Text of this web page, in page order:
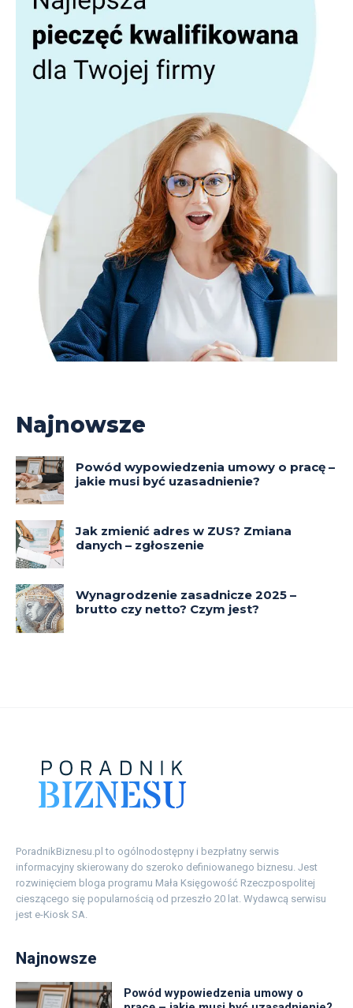
PoradnikBiznesu.pl to ogólnodostępny i bezpłatny serwis
informacyjny skierowany do szeroko definiowanego biznesu. Jest
rozwinięciem bloga programu Mała Księgowość Rzeczpospolitej
cieszącego się popularnością od przeszło 20 lat. Wydawcą serwisu
jest e-Kiosk SA.
Najnowsze
Powód wypowiedzenia umowy o